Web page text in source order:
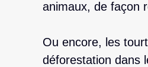
animaux, de façon
Ou encore, les
déforestation dans